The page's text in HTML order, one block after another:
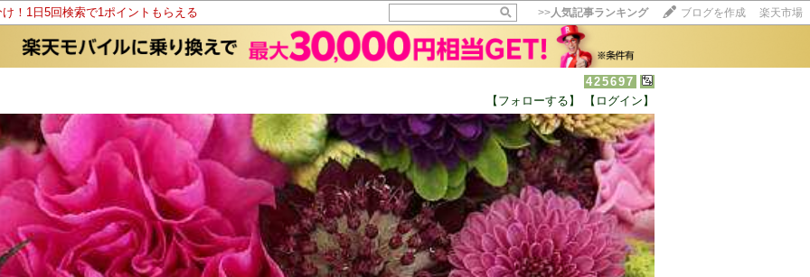
！1日5回検索で1ポイントもらえる >>人気記事ランキング ブログを作成 楽天市場
425697
【フォローする】
【ログイン】
15記事にいいね！で1ポイント
10秒滞在
いいね!